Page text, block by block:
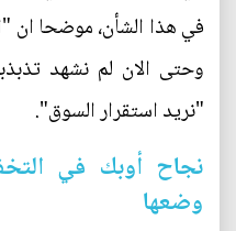
في هذا الشأن، موضحا ان
وحتى الان لم نشهد
"نريد استقرار السوق".
نجاح أوبك في
وضعها